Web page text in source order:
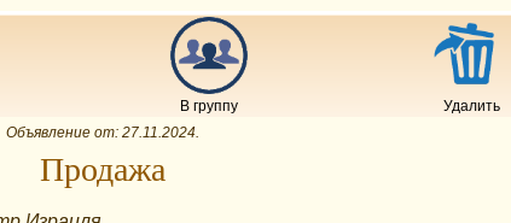
В группу
Удалить
Объявление от: 27.11.2024.
Продажа